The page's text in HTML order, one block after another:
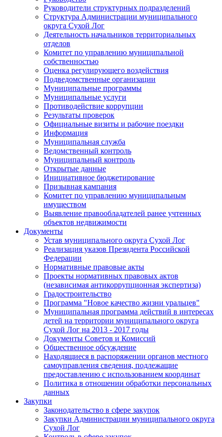
Руководители структурных подразделений
Структура Администрации муниципального
округа Сухой Лог
Деятельность начальников территориальных
отделов
Комитет по управлению муниципальной
собственностью
Оценка регулирующего воздействия
Подведомственные организации
Муниципальные программы
Муниципальные услуги
Противодействие коррупции
Результаты проверок
Официальные визиты и рабочие поездки
Информация
Муниципальная служба
Ведомственный контроль
Муниципальный контроль
Открытые данные
Инициативное бюджетирование
Призывная кампания
Комитет по управлению муниципальным
имуществом
Выявление правообладателей ранее учтенных
объектов недвижимости
Документы
Устав муниципального округа Сухой Лог
Реализация указов Президента Российской
Федерации
Нормативные правовые акты
Проекты нормативных правовых актов
(независимая антикоррупционная экспертиза)
Градостроительство
Программа "Новое качество жизни уральцев"
Муниципальная программа действий в интересах
детей на территории муниципального округа
Сухой Лог на 2013 - 2017 годы
Документы Советов и Комиссий
Общественное обсуждение
Находящиеся в распоряжении органов местного
самоуправления сведения, подлежащие
предоставлению с использованием координат
Политика в отношении обработки персональных
данных
Закупки
Законодательство в сфере закупок
Закупки Администрации муниципального округа
Сухой Лог